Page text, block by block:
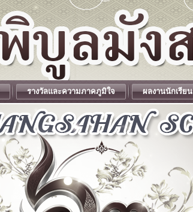
รางวัลและความภาคภูมิใจ ผลงานนักเรียน